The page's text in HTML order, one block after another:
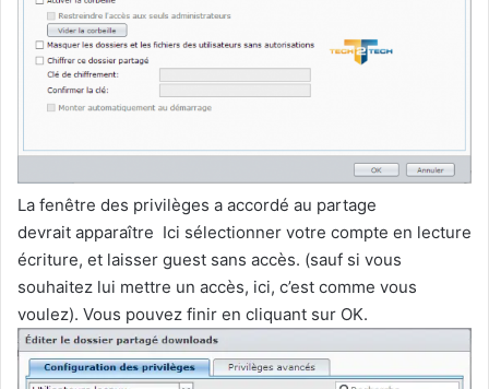
La fenêtre des privilèges a accordé au partage
devrait apparaître Ici sélectionner votre compte en lecture
écriture, et laisser guest sans accès. (sauf si vous
souhaitez lui mettre un accès, ici, c’est comme vous
voulez). Vous pouvez finir en cliquant sur OK.